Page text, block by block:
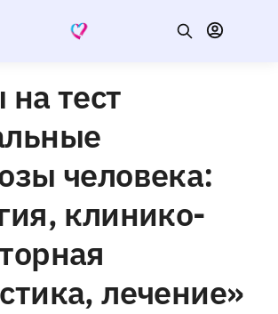
тест
человека:
клинико-
лечение»